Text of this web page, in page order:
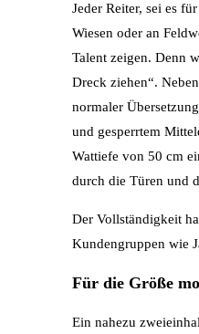
Jeder Reiter, sei es
Wiesen oder an
Talent zeigen. Denn
Dreck ziehen“.
normaler
und gesperrtem
Wattiefe von 50 cm
durch die Türen und
Der Vollständigkeit
Kundengruppen wie
Für die Größe
Ein nahezu